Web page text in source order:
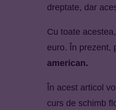
dreptate, dar
Cu toate
euro. În prezent,
american.
În acest articol
curs de schimb